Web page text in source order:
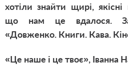
хотіли знайти щирі,
що нам це вдалося.
«Довженко. Книги. Кава.
«Це наше і це твоє», Іванна